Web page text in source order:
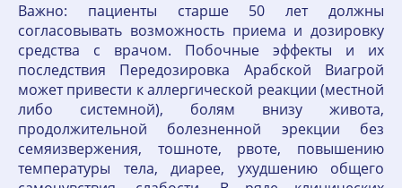
Важно: пациенты старше 50 лет должны
согласовывать возможность приема и дозировку
средства с врачом. Побочные эффекты и их
последствия Передозировка Арабской Виагрой
может привести к аллергической реакции (местной
либо системной), болям внизу живота,
продолжительной болезненной эрекции без
семяизвержения, тошноте, рвоте, повышению
температуры тела, диарее, ухудшению общего